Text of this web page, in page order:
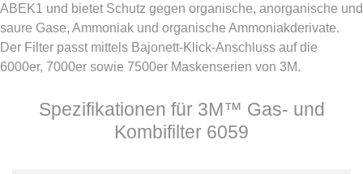
ABEK1 und bietet Schutz gegen organische, anorganische und
saure Gase, Ammoniak und organische Ammoniakderivate.
Der Filter passt mittels Bajonett-Klick-Anschluss auf die
6000er, 7000er sowie 7500er Maskenserien von 3M.
Spezifikationen für 3M™ Gas- und
Kombifilter 6059